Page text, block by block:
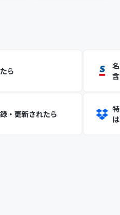
ら
・更新されたら